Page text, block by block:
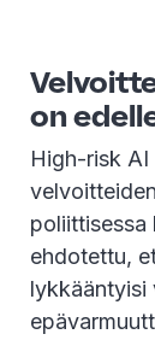
on
High-risk AI
poliittisessa
ehdotettu,
lykkääntyisi